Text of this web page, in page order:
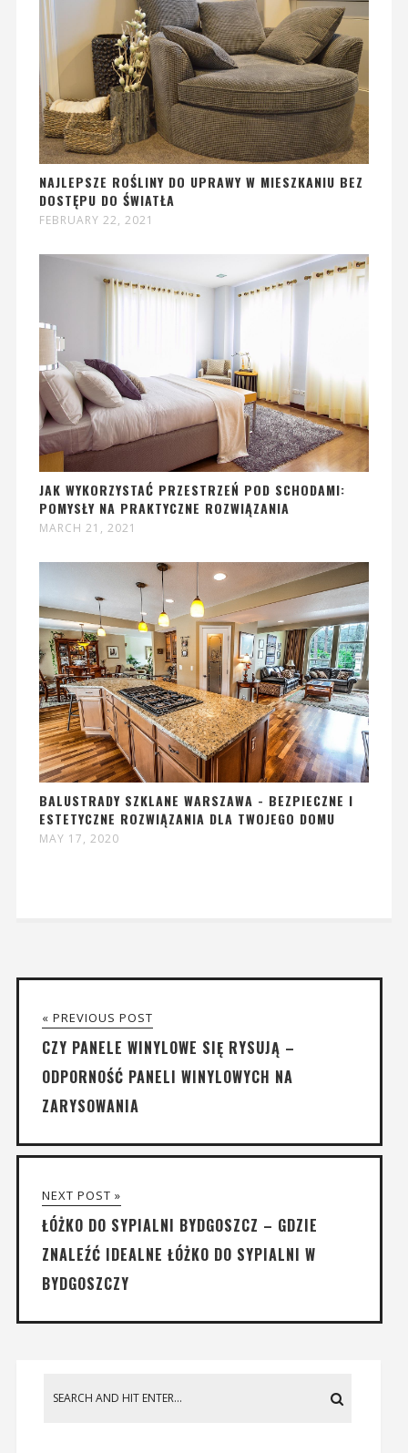
NAJLEPSZE ROŚLINY DO UPRAWY W MIESZKANIU BEZ
DOSTĘPU DO ŚWIATŁA
FEBRUARY 22, 2021
JAK WYKORZYSTAĆ PRZESTRZEŃ POD SCHODAMI:
POMYSŁY NA PRAKTYCZNE ROZWIĄZANIA
MARCH 21, 2021
BALUSTRADY SZKLANE WARSZAWA - BEZPIECZNE I
ESTETYCZNE ROZWIĄZANIA DLA TWOJEGO DOMU
MAY 17, 2020
« PREVIOUS POST
CZY PANELE WINYLOWE SIĘ RYSUJĄ –
ODPORNOŚĆ PANELI WINYLOWYCH NA
ZARYSOWANIA
NEXT POST »
ŁÓŻKO DO SYPIALNI BYDGOSZCZ – GDZIE
ZNALEŹĆ IDEALNE ŁÓŻKO DO SYPIALNI W
BYDGOSZCZY